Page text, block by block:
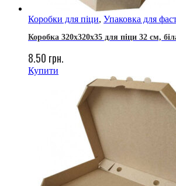
Коробки для піци, Упаковка для
Коробка 320х320х35 для піци 32 см,
8.50 грн.
Купити